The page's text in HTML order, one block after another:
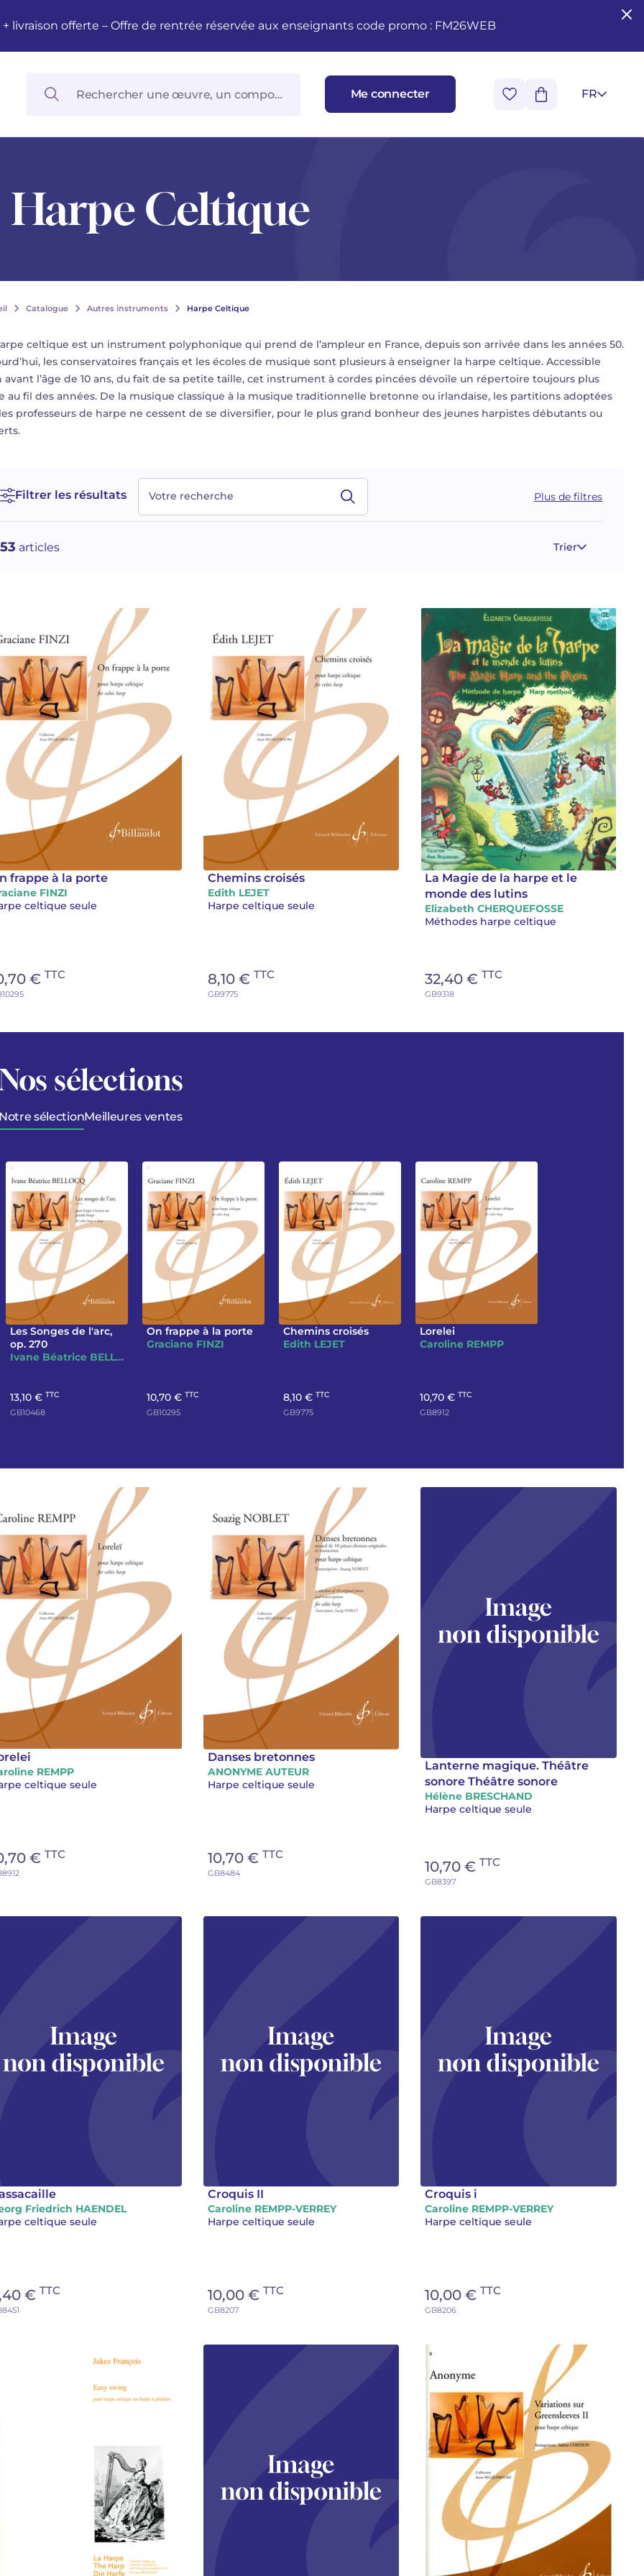
livraison offerte – Offre de rentrée réservée aux enseignants code promo : FM26WEB
Me connecter FR
Harpe Celtique
Catalogue Autres instruments Harpe Celtique
celtique est un instrument polyphonique qui prend de l’ampleur en France, depuis son arrivée dans les années 50.
les conservatoires français et les écoles de musique sont plusieurs à enseigner la harpe celtique. Accessible
avant l’âge de 10 ans, du fait de sa petite taille, cet instrument à cordes pincées dévoile un répertoire toujours plus
au fil des années. De la musique classique à la musique traditionnelle bretonne ou irlandaise, les partitions adoptées
professeurs de harpe ne cessent de se diversifier, pour le plus grand bonheur des jeunes harpistes débutants ou
Filtrer les résultats Votre recherche Plus de filtres
53 articles Trier
frappe à la porte
FINZI
celtique seule
€ TTC
Chemins croisés
Edith LEJET
Harpe celtique seule
8,10 € TTC
GB9775
La Magie de la harpe et le
monde des lutins
Elizabeth CHERQUEFOSSE
Méthodes harpe celtique
32,40 € TTC
GB9318
REMPP
celtique seule
€ TTC
sélections
sélectionMeilleures ventes
Les Songes de l'arc,
op. 270
Ivane Béatrice BELLOCQ
13,10 € TTC
GB10468
On frappe à la porte
Graciane FINZI
10,70 € TTC
GB10295
Chemins croisés
Edith LEJET
8,10 € TTC
GB9775
Lorelei
Caroline REMPP
10,70 € TTC
GB8912
Danses bretonnes
ANONYME AUTEUR
Harpe celtique seule
10,70 € TTC
GB8484
Lanterne magique. Théâtre
sonore Théâtre sonore
Hélène BRESCHAND
Harpe celtique seule
10,70 € TTC
GB8397
Friedrich HAENDEL
celtique seule
€ TTC
Croquis II
Caroline REMPP-VERREY
Harpe celtique seule
10,00 € TTC
GB8207
Croquis i
Caroline REMPP-VERREY
Harpe celtique seule
10,00 € TTC
GB8206